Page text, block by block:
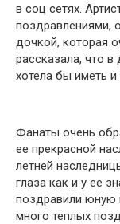
в соц сетях.
поздравлениями,
дочкой, которая
рассказала, что в
хотела бы иметь и
Фанаты очень
ее прекрасной
летней
глаза как и у ее
поздравили юную
много теплых